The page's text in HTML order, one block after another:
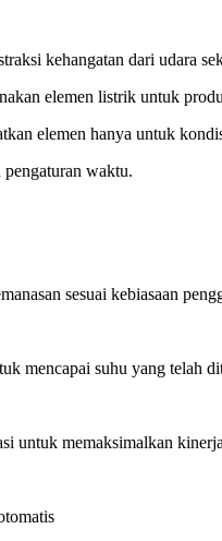
kehangatan dari udara
elemen listrik untuk
elemen hanya untuk
waktu.
sesuai kebiasaan
mencapai suhu yang telah
untuk memaksimalkan